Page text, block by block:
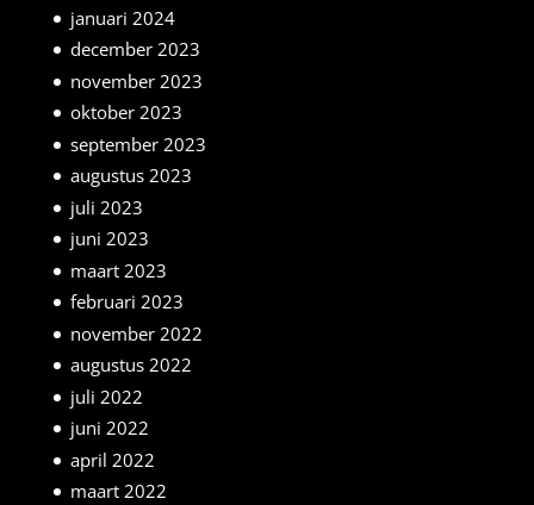
januari 2024
december 2023
november 2023
oktober 2023
september 2023
augustus 2023
juli 2023
juni 2023
maart 2023
februari 2023
november 2022
augustus 2022
juli 2022
juni 2022
april 2022
maart 2022